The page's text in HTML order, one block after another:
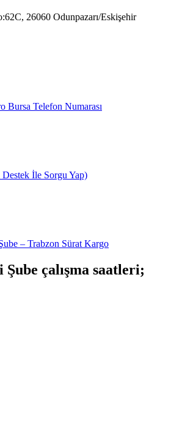
26060 Odunpazarı/Eskişehir
Telefon Numarası
İle Sorgu Yap)
– Trabzon Sürat Kargo
çalışma saatleri;